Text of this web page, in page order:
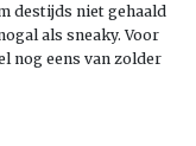
destijds niet gehaald
als sneaky. Voor
nog eens van zolder